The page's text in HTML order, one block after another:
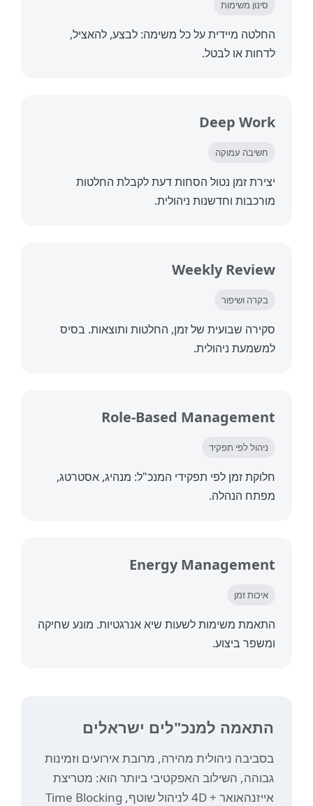
מיידית על כל משימה: לבצע, להאציל,
או לבטל.
Deep
עמוקה
זמן נטול הסחות דעת לקבלת החלטות
וחדשנות ניהולית.
Weekly
שבועית של זמן, החלטות ותוצאות. בסיס
ניהולית.
Role-Based
לפי תפקיד
זמן לפי תפקידי המנכ"ל: מנהיג, אסטרטג,
הנהלה.
Energy
משימות לשעות שיא אנרגטיות. מונע שחיקה
ביצוע.
למנכ"לים ישראלים
ניהולית מהירה, מרובת אירועים וזמינות
השילוב האפקטיבי ביותר הוא: מטריצת
אייזנהאואר + 4D לניהול שוטף, Time Blocking